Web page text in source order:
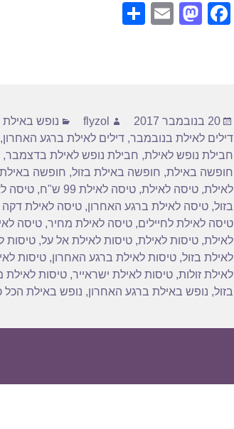
F
o
o
k
M
o
n
E
פורסם
בתאריך
20 בנובמבר 2017 מחבר
flyzol קטגוריות
נופש באילת
דילים לאילת בנובמבר,דילים לאילת ברגע האחרון
חבילת נופש לאילת, חבילת נופש לאילת בדצמבר,
חופשה באילת, חופשה באילת בזול, חופשה
לאילת,טיסה לאילת,טיסה לאילת 99 ש"ח ,טיסה
בזול,טיסה לאילת ברגע האחרון,טיסה לאילת דקה
טיסה לאילת לחיילים,טיסה לאילת מחיר,טיסה
לאילת,טיסות לאילת,טיסות לאילת אל על,טיסות
לאילת בזול,טיסות לאילת ברגע האחרון,טיסות
לאילת זולות,טיסות לאילת ישראייר,טיסות לאילת
בזול, נופש באילת ברגע האחרון, נופש באילת הכל